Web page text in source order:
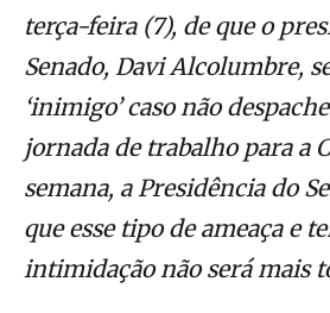
terça-feira (7), de que o
Senado, Davi Alcolumbre,
‘inimigo’ caso não
jornada de trabalho para a
semana, a Presidência do
que esse tipo de ameaça e
intimidação não será mais